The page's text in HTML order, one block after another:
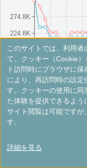
大邱に位置する高級ホ
数のレストランを備え
韓国大邱
最低価格
Marriott Bonvoyで価格
プラチナエリート特典： ウ
（一部ホテルラウンジ未設
More...
1 - 2 件 / 全 2 件
8/1(Fri)8/4(Mon)8/7(Thu)8/10(Sun)
8/
174.8K
224.8K
274.8K
※手数
ジェジュ・シン
ト・リゾート
ラン、プール、イベント
このサイトでは、利用
て、クッキー（Cookie
ト訪問時にブラウザに
により、再訪問時の設定
す。クッキーの使用に
た体験を提供できるよ
サイト閲覧は可能ですが
す。
詳細を見る